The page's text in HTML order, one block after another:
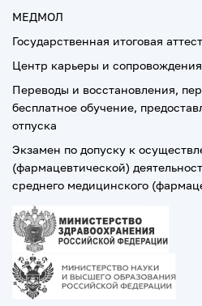
МЕДМОЛ
Государственная итоговая
Центр карьеры и
Переводы и восстановления,
бесплатное обучение,
отпуска
Экзамен по допуску к
(фармацевтической)
среднего медицинского